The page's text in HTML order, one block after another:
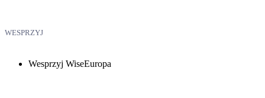
WESPRZYJ
Wesprzyj WiseEuropa